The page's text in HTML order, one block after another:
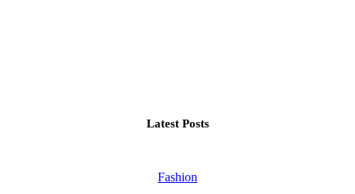
Latest Posts
Fashion